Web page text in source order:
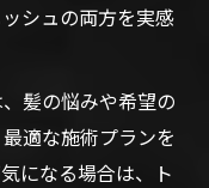
シュの両方を実感
髪の悩みや希望の
適な施術プランを
になる場合は、ト